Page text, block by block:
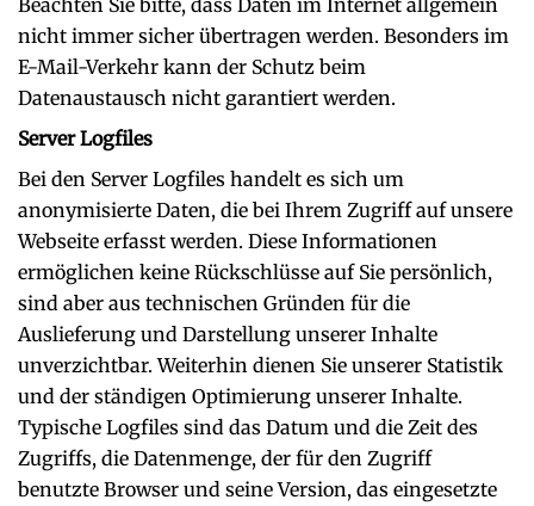
nicht immer sicher übertragen werden. Besonders im
E-Mail-Verkehr kann der Schutz beim
Datenaustausch nicht garantiert werden.
Server Logfiles
Bei den Server Logfiles handelt es sich um
anonymisierte Daten, die bei Ihrem Zugriff auf unsere
Webseite erfasst werden. Diese Informationen
ermöglichen keine Rückschlüsse auf Sie persönlich,
sind aber aus technischen Gründen für die
Auslieferung und Darstellung unserer Inhalte
unverzichtbar. Weiterhin dienen Sie unserer Statistik
und der ständigen Optimierung unserer Inhalte.
Typische Logfiles sind das Datum und die Zeit des
Zugriffs, die Datenmenge, der für den Zugriff
benutzte Browser und seine Version, das eingesetzte